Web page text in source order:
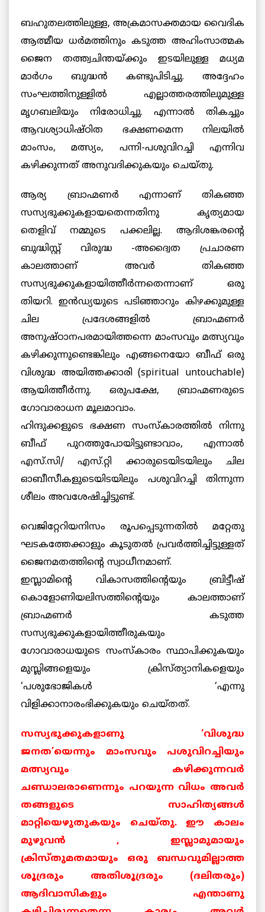
ബഹുതലത്തിലുള്ള, അക്രമാസക്തമായ വൈദിക
ആത്മീയ ധര്‍മത്തിനും കടുത്ത അഹിംസാത്മക
ജൈന തത്ത്വചിന്തയ്ക്കും ഇടയിലുള്ള മധ്യമ
മാര്‍ഗം ബുദ്ധന്‍ കണ്ടുപിടിച്ചു. അദ്ദേഹം
സംഘത്തിനുള്ളില്‍ എല്ലാത്തരത്തിലുമുള്ള
മൃഗബലിയും നിരോധിച്ചു. എന്നാല്‍ തികച്ചും
ആവശ്യാധിഷ്ഠിത ഭക്ഷണമെന്ന നിലയില്‍
മാംസം, മത്സ്യം, പന്നി-പശുവിറച്ചി എന്നിവ
കഴിക്കുന്നത് അനുവദിക്കുകയും ചെയ്തു.
ആര്യ ബ്രാഹ്മണര്‍ എന്നാണ് തികഞ്ഞ
സസ്യഭുക്കുകളായതെന്നതിനു കൃത്യമായ
തെളിവ് നമ്മുടെ പക്കലില്ല. ആദിശങ്കരന്റെ
ബുദ്ധിസ്റ്റ് വിരുദ്ധ -അദ്വൈത പ്രചാരണ
കാലത്താണ് അവര്‍ തികഞ്ഞ
സസ്യഭുക്കുകളായിത്തീര്‍ന്നതെന്നാണ് ഒരു
തിയറി. ഇന്‍ഡ്യയുടെ പടിഞ്ഞാറും കിഴക്കുമുള്ള
ചില പ്രദേശങ്ങളില്‍ ബ്രാഹ്മണര്‍
അനുഷ്ഠാനപരമായിത്തന്നെ മാംസവും മത്സ്യവും
കഴിക്കുന്നുണ്ടെങ്കിലും എങ്ങനെയോ ബീഫ് ഒരു
വിശുദ്ധ അയിത്തക്കാരി (spiritual untouchable)
ആയിത്തീര്‍ന്നു. ഒരുപക്ഷേ, ബ്രാഹ്മണരുടെ
ഗോവാരാധന മൂലമാവാം.
ഹിന്ദുക്കളുടെ ഭക്ഷണ സംസ്കാരത്തില്‍ നിന്നു
ബീഫ് പുറത്തുപോയിട്ടുണ്ടാവാം, എന്നാല്‍
എസ്.സി/ എസ്.റ്റി ക്കാരുടെയിടയിലും ചില
ഓബീസീകളുടെയിടയിലും പശുവിറച്ചി തിന്നുന്ന
ശീലം അവശേഷിച്ചിട്ടുണ്ട്.
വെജിറ്റേറിയനിസം രൂപപ്പെടുന്നതില്‍ മറ്റേതു
ഘടകത്തേക്കാളും കൂടുതല്‍ പ്രവര്‍ത്തിച്ചിട്ടുള്ളത്
ജൈനമതത്തിന്റെ സ്വാധീനമാണ്.
ഇസ്ലാമിന്റെ വികാസത്തിന്റെയും ബ്രിട്ടീഷ്
കൊളോണിയലിസത്തിന്റെയും കാലത്താണ്
ബ്രാഹ്മണര്‍ കടുത്ത
സസ്യഭുക്കുകളായിത്തീരുകയും
ഗോവാരാധയുടെ സംസ്കാരം സ്ഥാപിക്കുകയും
മുസ്ലിങ്ങളെയും ക്രിസ്ത്യാനികളെയും
‘പശുഭോജികള്‍ ‘എന്നു
വിളിക്കാനാരംഭിക്കുകയും ചെയ്തത്.
സസ്യഭുക്കുകളാണു ‘വിശുദ്ധ
ജനത’യെന്നും മാംസവും പശുവിറച്ചിയും
മത്സ്യവും കഴിക്കുന്നവര്‍
ചണ്ഡാലരാണെന്നും പറയുന്ന വിധം അവര്‍
തങ്ങളുടെ സാഹിത്യങ്ങള്‍
മാറ്റിയെഴുതുകയും ചെയ്തു. ഈ കാലം
മുഴുവന്‍ , ഇസ്ലാമുമായും
ക്രിസ്തുമതമായും ഒരു ബന്ധവുമില്ലാത്ത
ശൂദ്രരും അതിശൂദ്രരും (ദലിതരും)
ആദിവാസികളും എന്താണു